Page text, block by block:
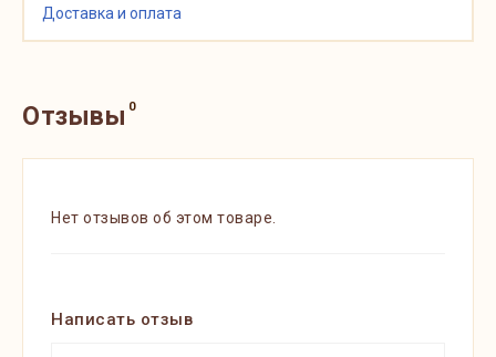
Доставка и оплата
Отзывы 0
Нет отзывов об этом товаре.
Написать отзыв